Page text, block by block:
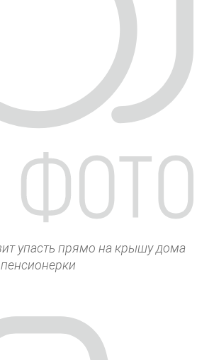
упасть прямо на крышу дома
пенсионерки